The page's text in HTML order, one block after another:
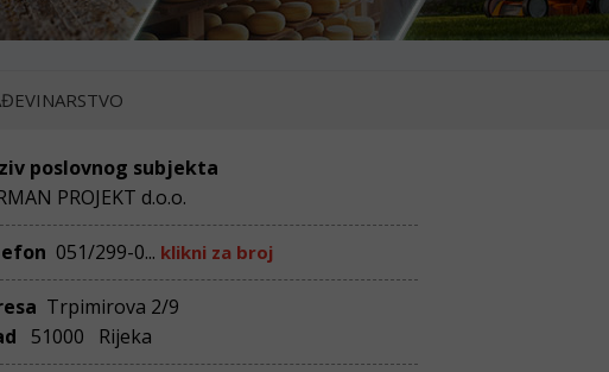
poslovnog subjekta
PROJEKT d.o.o.
051/299-0... klikni za broj
Trpimirova 2/9
51000 Rijeka